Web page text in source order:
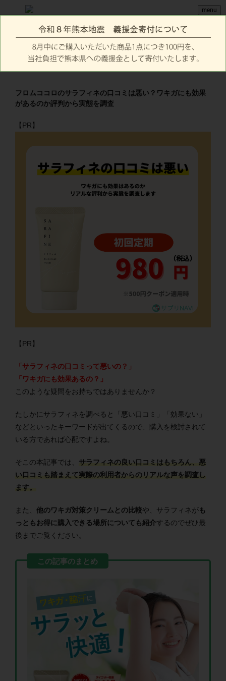
menu
フロムココロのサラフィネの口コミは悪い？ワキガにも効果
があるのか評判から実態を調査
【PR】
【PR】
「サラフィネの口コミって悪いの？」
「ワキガにも効果あるの？」
このような疑問をお持ちではありませんか？
たしかにサラフィネを調べると「悪い口コミ」「効果ない」
などといったキーワードが出てくるので、購入を検討されて
いる方であれば心配ですよね。
そこの本記事では、 サラフィネの良い口コミはもちろん、悪
い口コミも踏まえて実際の利用者からのリアルな声を調査し
ます。
また、 他のワキガ対策クリームとの比較や、サラフィネがも
っともお得に購入できる場所についても紹介するのでぜひ最
後までご覧ください。